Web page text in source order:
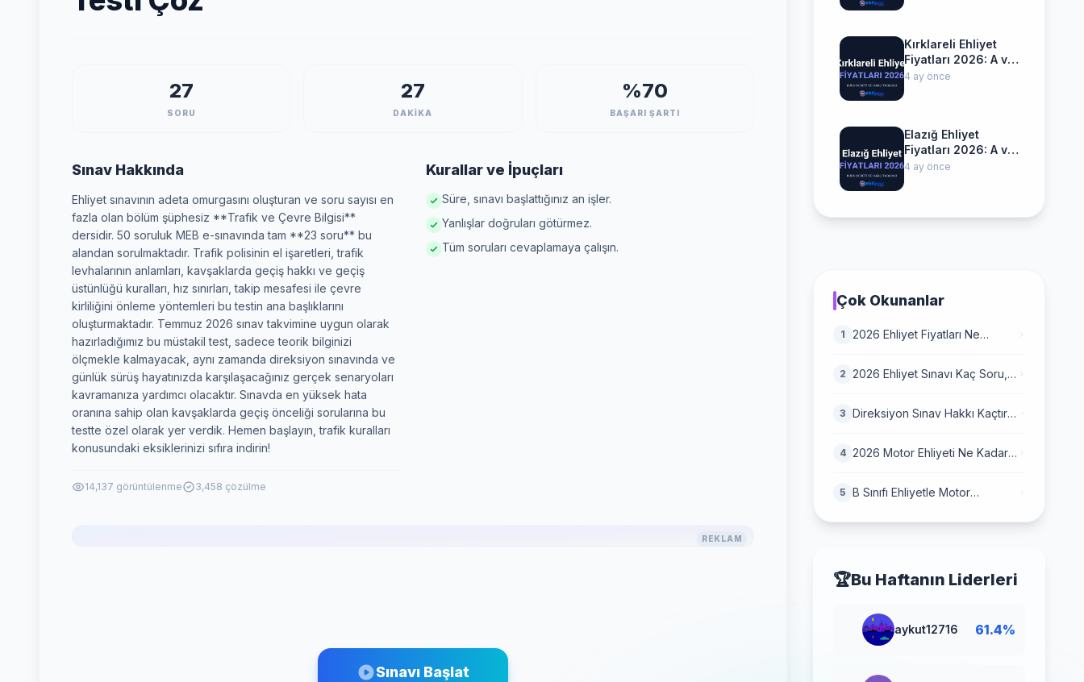
27
SORU
27
DAKİKA
%70
BAŞARI ŞARTI
Sınav Hakkında
Ehliyet sınavının adeta omurgasını oluşturan ve soru sayısı en
fazla olan bölüm şüphesiz **Trafik ve Çevre Bilgisi**
dersidir. 50 soruluk MEB e-sınavında tam **23 soru** bu
alandan sorulmaktadır. Trafik polisinin el işaretleri, trafik
levhalarının anlamları, kavşaklarda geçiş hakkı ve geçiş
üstünlüğü kuralları, hız sınırları, takip mesafesi ile çevre
kirliliğini önleme yöntemleri bu testin ana başlıklarını
oluşturmaktadır. Temmuz 2026 sınav takvimine uygun olarak
hazırladığımız bu müstakil test, sadece teorik bilginizi
ölçmekle kalmayacak, aynı zamanda direksiyon sınavında ve
günlük sürüş hayatınızda karşılaşacağınız gerçek senaryoları
kavramanıza yardımcı olacaktır. Sınavda en yüksek hata
oranına sahip olan kavşaklarda geçiş önceliği sorularına bu
testte özel olarak yer verdik. Hemen başlayın, trafik kuralları
konusundaki eksiklerinizi sıfıra indirin!
14,137 görüntülenme 3,458 çözülme
Kurallar ve İpuçları
Süre, sınavı başlattığınız an işler.
Yanlışlar doğruları götürmez.
Tüm soruları cevaplamaya çalışın.
REKLAM
Sınavı Başlat
Kırklareli Ehliyet
Fiyatları 2026: A ve
B Sınıfı Ücretleri
4 ay önce
Elazığ Ehliyet
Fiyatları 2026: A ve
B Sınıfı Ücretleri
4 ay önce
Çok Okunanlar
1
2026 Ehliyet Fiyatları Ne
Tablosu)
2 2026 Ehliyet Sınavı Kaç Soru,
3 Direksiyon Sınav Hakkı Kaçtır?
(2026 Güncel)
4 2026 Motor Ehliyeti Ne Kadar?
Zammı
5 B Sınıfı Ehliyetle Motor
ve Tüm Detaylar
🏆Bu Haftanın Liderleri
aykut12716 61.4%